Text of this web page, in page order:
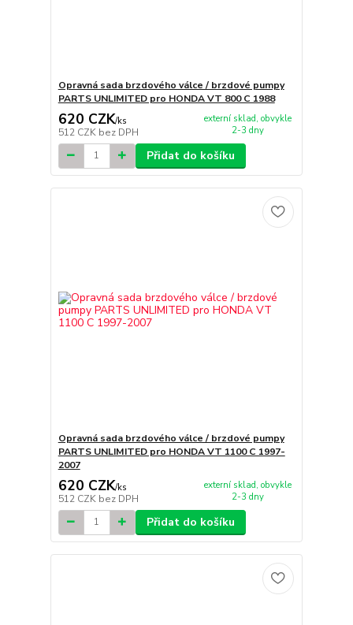
Opravná sada brzdového válce / brzdové pumpy
PARTS UNLIMITED pro HONDA VT 800 C 1988
620 CZK/ks
512 CZK bez DPH
externí sklad, obvykle
2-3 dny
Přidat do košíku
Opravná sada brzdového válce / brzdové pumpy
PARTS UNLIMITED pro HONDA VT 1100 C 1997-
2007
620 CZK/ks
512 CZK bez DPH
externí sklad, obvykle
2-3 dny
Přidat do košíku